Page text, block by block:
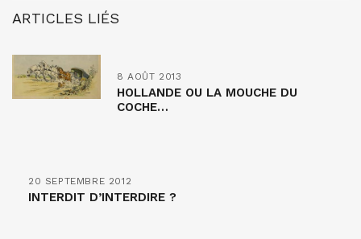
ARTICLES LIÉS
8 AOÛT 2013
HOLLANDE OU LA MOUCHE DU
COCHE…
20 SEPTEMBRE 2012
INTERDIT D’INTERDIRE ?